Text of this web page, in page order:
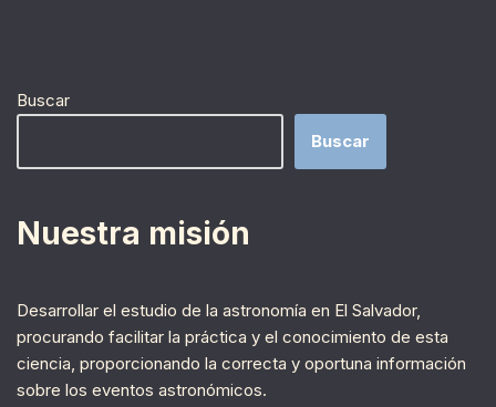
Buscar
Buscar
Nuestra misión
Desarrollar el estudio de la astronomía en El Salvador,
procurando facilitar la práctica y el conocimiento de esta
ciencia, proporcionando la correcta y oportuna información
sobre los eventos astronómicos.